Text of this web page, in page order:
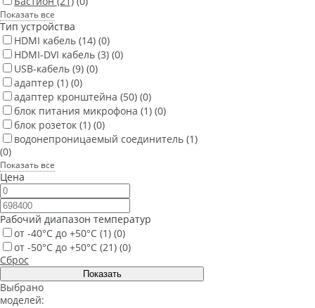
Показать все
Тип устройства
HDMI кабель (14) (0)
HDMI-DVI кабель (3) (0)
USB-кабель (9) (0)
адаптер (1) (0)
адаптер кронштейна (50) (0)
блок питания микрофона (1) (0)
блок розеток (1) (0)
водонепроницаемый соединитель (1)
(0)
Показать все
Цена
Рабочий диапазон температур
от -40°С до +50°С (1) (0)
от -50°С до +50°С (21) (0)
Сброс
Выбрано
моделей: